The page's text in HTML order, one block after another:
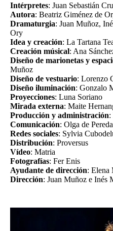
Intérpretes: Juan Sebastián
Autora: Beatriz Giménez de
Dramaturgia: Juan Muñoz,
Ory
Idea y creación: La Tartana
Creación músical: Ana
Diseño de marionetas y
Muñoz
Diseño de vestuario: Lorenzo
Diseño iluminación: Gonzalo
Proyecciones: Luna Soriano
Mirada externa: Maite
Producción y administración:
Comunicación: Olga de Pereda
Redes sociales: Sylvia
Distribución: Proversus
Vídeo: Matria
Fotografías: Fer Enis
Ayudante de dirección: Elena
Dirección: Juan Muñoz e Inés